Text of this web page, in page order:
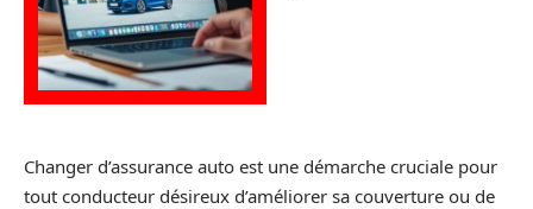
Changer d’assurance auto est une démarche cruciale pour
tout conducteur désireux d’améliorer sa couverture ou de